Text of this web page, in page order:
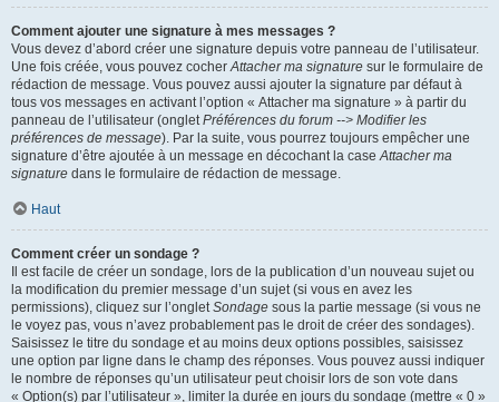
Comment ajouter une signature à mes messages ?
Vous devez d’abord créer une signature depuis votre panneau de l’utilisateur.
Une fois créée, vous pouvez cocherAttacher ma signature sur le formulaire de
rédaction de message. Vous pouvez aussi ajouter la signature par défaut à
tous vos messages en activant l’option « Attacher ma signature » à partir du
panneau de l’utilisateur (ongletPréférences du forum --> Modifier les
préférences de message). Par la suite, vous pourrez toujours empêcher une
signature d’être ajoutée à un message en décochant la caseAttacher ma
signature dans le formulaire de rédaction de message.
Haut
Comment créer un sondage ?
Il est facile de créer un sondage, lors de la publication d’un nouveau sujet ou
la modification du premier message d’un sujet (si vous en avez les
permissions), cliquez sur l’ongletSondage sous la partie message (si vous ne
le voyez pas, vous n’avez probablement pas le droit de créer des sondages).
Saisissez le titre du sondage et au moins deux options possibles, saisissez
une option par ligne dans le champ des réponses. Vous pouvez aussi indiquer
le nombre de réponses qu’un utilisateur peut choisir lors de son vote dans
« Option(s) par l’utilisateur », limiter la durée en jours du sondage (mettre « 0 »